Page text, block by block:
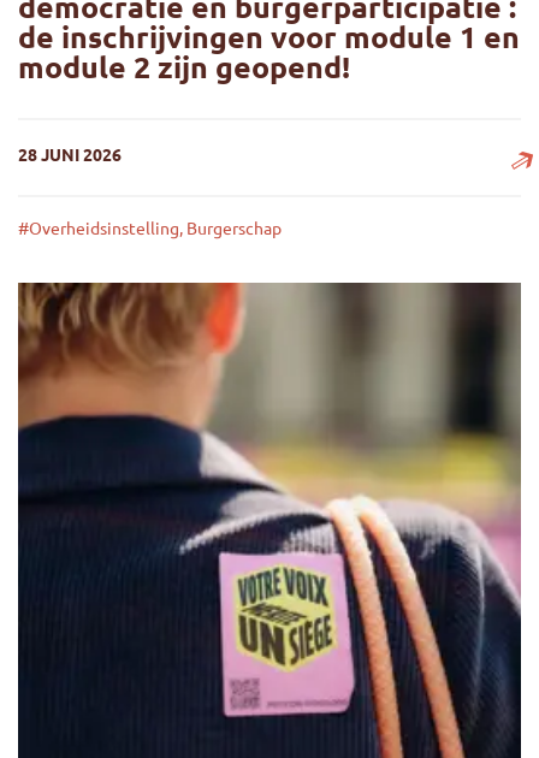
de inschrijvingen voor module 1 en
module 2 zijn geopend!
28 JUNI 2026
#Overheidsinstelling, Burgerschap
Opleiding over participatieve democratie en